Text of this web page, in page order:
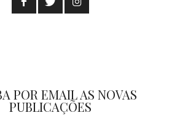
POR EMAIL AS NOVAS
PUBLICAÇÕES